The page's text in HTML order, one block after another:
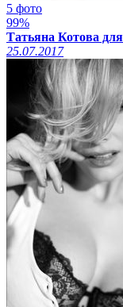
5 фото
99%
Татьяна Котова
25.07.2017